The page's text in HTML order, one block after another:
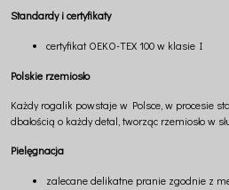
Standardy i certyfikaty
certyfikat OEKO-TEX 100 w klasie I
Polskie rzemiosło
Każdy rogalik powstaje w Polsce, w procesie
dbałością o każdy detal, tworząc rzemiosło w
Pielęgnacja
zalecane delikatne pranie zgodnie z